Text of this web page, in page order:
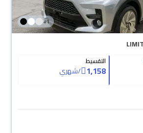
1
+
التقسيط
1,158
/شهري